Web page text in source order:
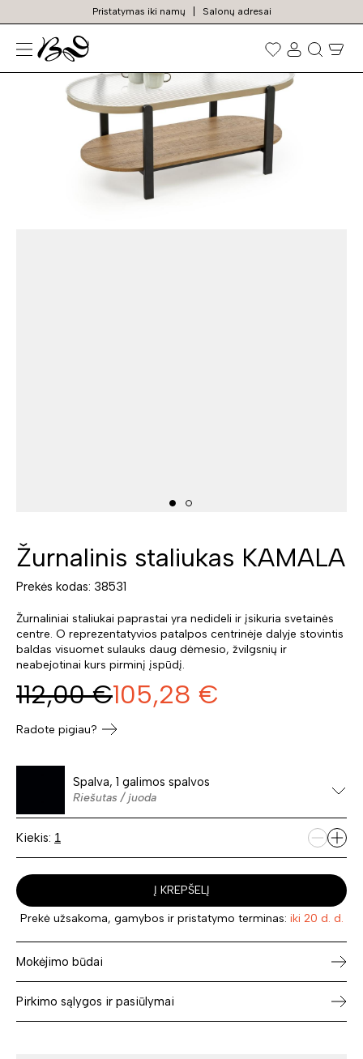
Pristatymas iki namų Salonų adresai
Prekių
paieška
N
Žurnalinis staliukas KAMALA
Prekės kodas: 38531
Žurnaliniai staliukai paprastai yra nedideli ir įsikuria svetainės
centre. O reprezentatyvios patalpos centrinėje dalyje stovintis
baldas visuomet sulauks daug dėmesio, žvilgsnių ir
neabejotinai kurs pirminį įspūdį.
112,00 €105,28 €
Radote pigiau?
Spalva, 1 galimos spalvos
Riešutas / juoda
Kiekis:
Į KREPŠELĮ
Prekė užsakoma, gamybos ir pristatymo terminas: iki 20 d. d.
Mokėjimo būdai
Pirkimo sąlygos ir pasiūlymai